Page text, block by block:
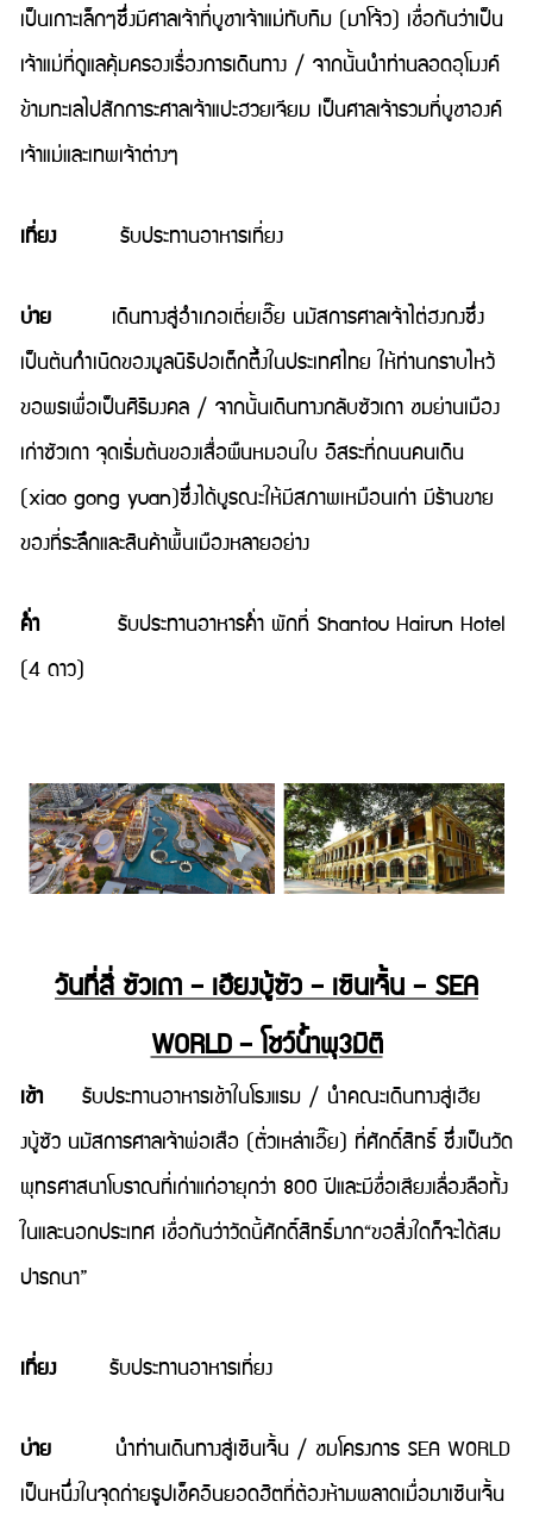
เป็นเกาะเล็กๆซึ่งมีศาลเจ้าที่บูชาเจ้าแม่ทับทิม (มาโจ้ว) เชื่อกันว่าเป็น
เจ้าแม่ที่ดูแลคุ้มครองเรื่องการเดินทาง / จากนั้นนำท่านลอดอุโมงค์
ข้ามทะเลไปสักการะศาลเจ้าแปะฮวยเจียม เป็นศาลเจ้ารวมที่บูชาองค์
เจ้าแม่และเทพเจ้าต่างๆ
เที่ยง รับประทานอาหารเที่ยง
บ่าย เดินทางสู่อำเภอเตี่ยเอี๊ย นมัสการศาลเจ้าไต่ฮงกงซึ่ง
เป็นต้นกำเนิดของมูลนิธิปอเต็กตึ้งในประเทศไทย ให้ท่านกราบไหว้
ขอพรเพื่อเป็นศิริมงคล / จากนั้นเดินทางกลับซัวเถา ชมย่านเมือง
เก่าซัวเถา จุดเริ่มต้นของเสื่อผืนหมอนใบ อิสระที่ถนนคนเดิน
(xiao gong yuan)ซึ่งได้บูรณะให้มีสภาพเหมือนเก่า มีร้านขาย
ของที่ระลึกและสินค้าพื้นเมืองหลายอย่าง
ค่ำ รับประทานอาหารค่ำ พักที่ Shantou Hairun Hotel
(4 ดาว)
วันที่สี่ ซัวเถา – เฮียงบู้ซัว – เซินเจิ้น – SEA
WORLD – โชว์น้ำพุ3มิติ
เช้า รับประทานอาหารเช้าในโรงแรม / นำคณะเดินทางสู่เฮีย
งบู้ซัว นมัสการศาลเจ้าพ่อเสือ (ตั่วเหล่าเอี๊ย) ที่ศักดิ์สิทธิ์ ซึ่งเป็นวัด
พุทธศาสนาโบราณที่เก่าแก่อายุกว่า 800 ปีและมีชื่อเสียงเลื่องลือทั้ง
ในและนอกประเทศ เชื่อกันว่าวัดนี้ศักดิ์สิทธิ์มาก“ขอสิ่งใดก็จะได้สม
ปารถนา”
เที่ยง รับประทานอาหารเที่ยง
บ่าย นำท่านเดินทางสู่เซินเจิ้น / ชมโครงการ SEA WORLD
เป็นหนึ่งในจุดถ่ายรูปเช็คอินยอดฮิตที่ต้องห้ามพลาดเมื่อมาเซินเจิ้น